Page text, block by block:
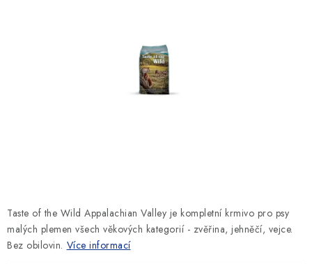
KRÁLÍCI/HLODAVCI/PTÁCI
Taste of the Wild Appalachian Valley je kompletní krmivo pro psy
malých plemen všech věkových kategorií - zvěřina, jehněčí, vejce.
Bez obilovin. Více informací